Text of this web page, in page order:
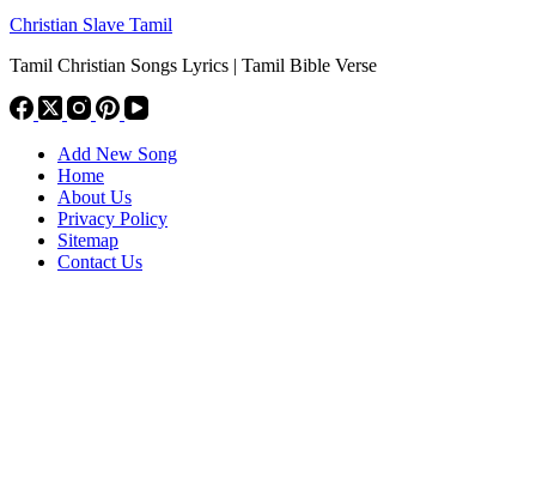
Christian Slave Tamil
Tamil Christian Songs Lyrics | Tamil Bible Verse
Add New Song
Home
About Us
Privacy Policy
Sitemap
Contact Us